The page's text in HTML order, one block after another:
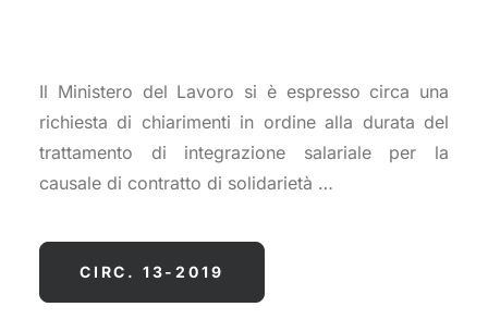
Il Ministero del Lavoro si è espresso circa una
richiesta di chiarimenti in ordine alla durata del
trattamento di integrazione salariale per la
causale di contratto di solidarietà …
CIRC. 13-2019